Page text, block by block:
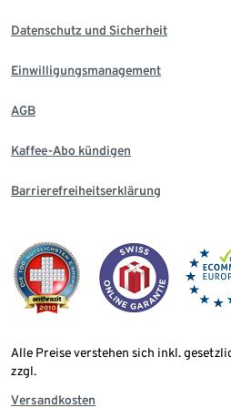
Datenschutz und Sicherheit
Einwilligungsmanagement
AGB
Kaffee-Abo kündigen
Barrierefreiheitserklärung
Alle Preise verstehen sich inkl.
zzgl.
Versandkosten